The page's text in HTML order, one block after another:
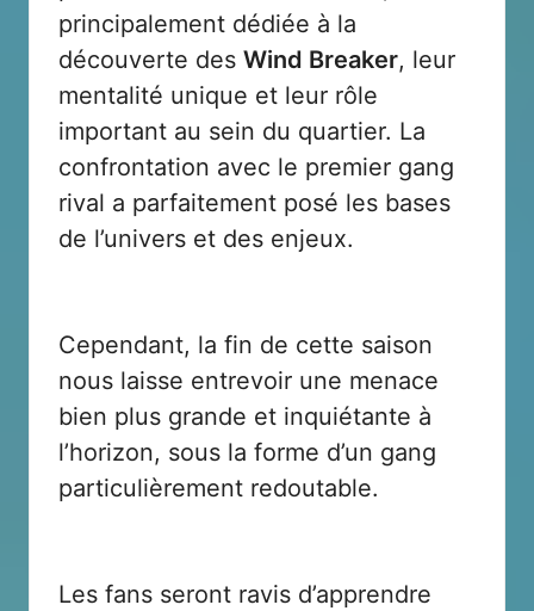
principalement dédiée à la
découverte des Wind Breaker, leur
mentalité unique et leur rôle
important au sein du quartier. La
confrontation avec le premier gang
rival a parfaitement posé les bases
de l’univers et des enjeux.
Cependant, la fin de cette saison
nous laisse entrevoir une menace
bien plus grande et inquiétante à
l’horizon, sous la forme d’un gang
particulièrement redoutable.
Les fans seront ravis d’apprendre